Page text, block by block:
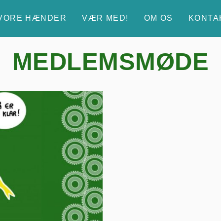
HÆNDER VÆR MED! OM OS
MEDLEMSMØDE